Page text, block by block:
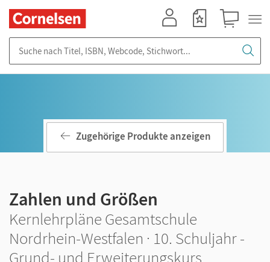
Zugehörige Produkte anzeigen
Zahlen und Größen
Kernlehrpläne Gesamtschule
Nordrhein-Westfalen · 10. Schuljahr -
Grund- und Erweiterungskurs